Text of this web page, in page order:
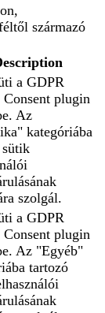
származó
a GDPR
plugin
Az
kategóriába
szolgál.
a GDPR
plugin
Az "Egyéb"
tartozó